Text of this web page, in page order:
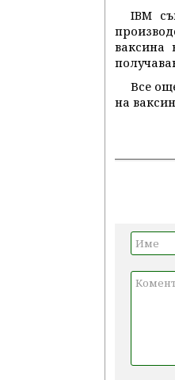
IBM
ваксина
Все
на